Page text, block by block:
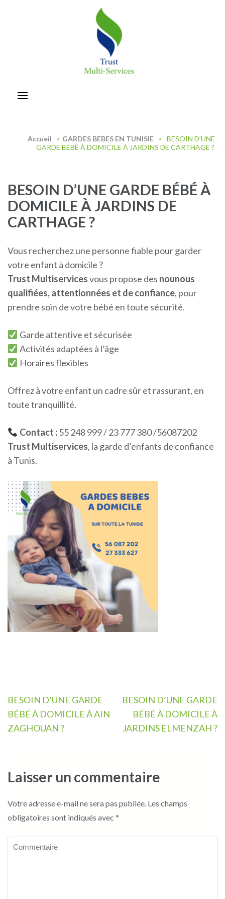
Accueil > GARDES BEBES EN TUNISIE > BESOIN D’UNE
GARDE BÉBÉ À DOMICILE À JARDINS DE CARTHAGE ?
BESOIN D’UNE GARDE BÉBÉ À
DOMICILE À JARDINS DE
CARTHAGE ?
Vous recherchez une personne fiable pour garder
votre enfant à domicile ?
Trust Multiservicesvous propose des nounous
qualifiées, attentionnées et de confiance, pour
prendre soin de votre bébé en toute sécurité.
Garde attentive et sécurisée
Activités adaptées à l’âge
Horaires flexibles
Offrez à votre enfant un cadre sûr et rassurant, en
toute tranquillité.
Contact :55 248 999 / 23 777 380 /56087202
Trust Multiservices, la garde d’enfants de confiance
à Tunis.
Navigation
de
l’article
BESOIN D’UNE GARDE
BÉBÉ À DOMICILE À AIN
ZAGHOUAN ?
BESOIN D’UNE GARDE
BÉBÉ À DOMICILE À
JARDINS ELMENZAH ?
Laisser un commentaire
Votre adresse e-mail ne sera pas publiée. Les champs
obligatoires sont indiqués avec *
Commentaire